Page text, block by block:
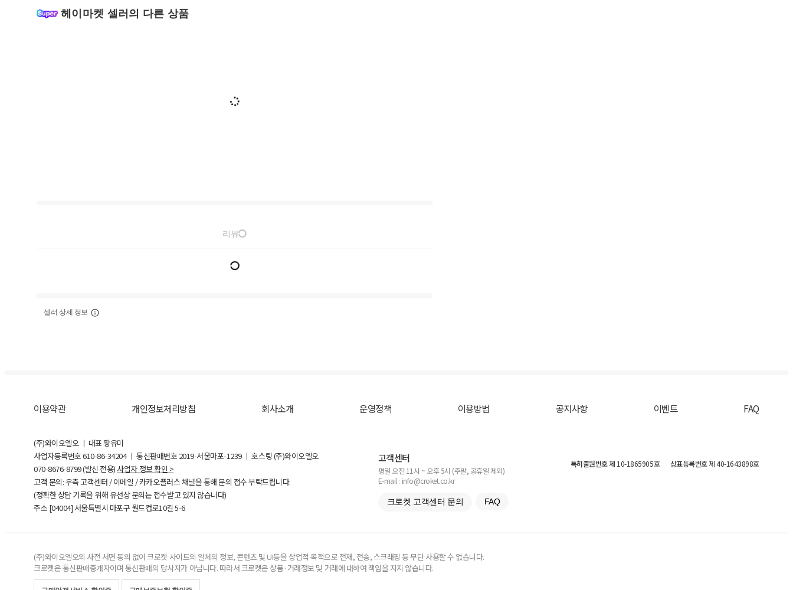
헤이마켓 셀러의 다른 상품
리뷰
셀러 상세 정보
이용약관 개인정보처리방침 회사소개 운영정책 이용방법 공지사항 이벤트 FAQ
(주)와이오엘오 ㅣ 대표 황유미
사업자등록번호610-86-34204ㅣ 통신판매번호 2019-서울마포-1239 ㅣ 호스팅 (주)와이오엘오
070-8676-8799 (발신 전용) 사업자 정보 확인 >
고객 문의: 우측 고객센터 / 이메일 / 카카오플러스 채널을 통해 문의 접수 부탁드립니다.
(정확한 상담 기록을 위해 유선상 문의는 접수받고 있지 않습니다)
주소 [04004] 서울특별시 마포구 월드컵로10길5-6
고객센터
평일 오전 11시 ~ 오후 5시 (주말, 공휴일 제외)
E-mail : info@croket.co.kr
크로켓 고객센터 문의 FAQ
특허출원번호제 10-1865905호 상표등록번호제 40-1643898호
(주)와이오엘오의 사전 서면 동의 없이 크로켓 사이트의 일체의 정보, 콘텐츠 및 UI등을 상업적 목적으로 전재, 전송, 스크래핑 등 무단 사용할 수 없습니다.
크로켓은 통신판매중개자이며 통신판매의 당사자가 아닙니다. 따라서 크로켓은 상품·거래정보 및 거래에 대하여 책임을 지지 않습니다.